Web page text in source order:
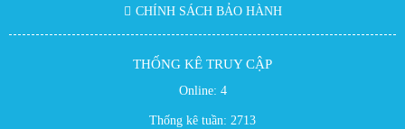
CHÍNH SÁCH BẢO HÀNH
THỐNG KÊ TRUY CẬP
Online: 4
Thống kê tuần: 2713